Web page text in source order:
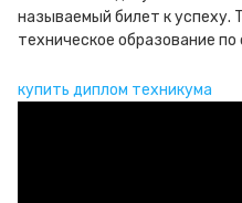
называемый билет к успеху.
техническое образование
купить диплом техникума